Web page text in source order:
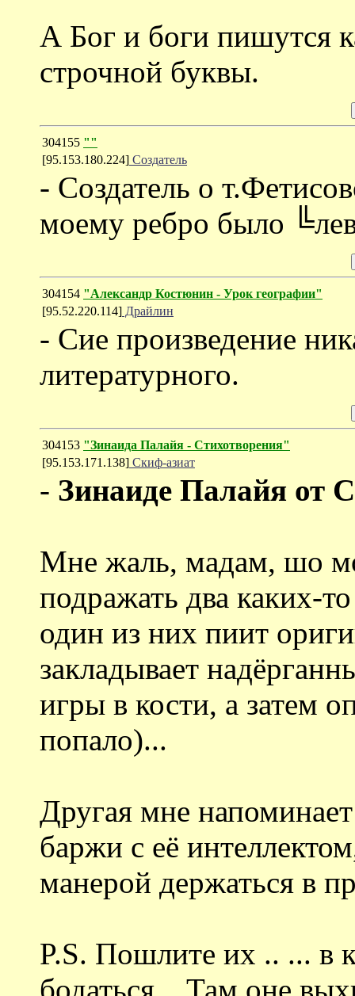
А Бог и боги пишутся
строчной буквы.
304155 ""
[95.153.180.224] Создатель
- Создатель о
моему ребро было
304154 "Александр Костюнин - Урок географии"
[95.52.220.114] Драйлин
- Сие произведение
литературного.
304153 "Зинаида Палайя - Стихотворения"
[95.153.171.138] Скиф-азиат
- Зинаиде Палайя от
Мне жаль, мадам, шо
подражать два каких-
один из них пиит
закладывает
игры в кости, а затем
попало)...
Другая мне
баржи с её
манерой держаться в
P.S. Пошлите их .. ... в